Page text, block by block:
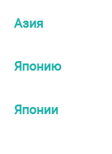
Азия
Японию
Японии